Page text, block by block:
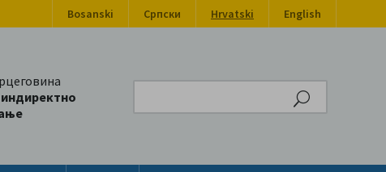
Bosanski Српски Hrvatski English